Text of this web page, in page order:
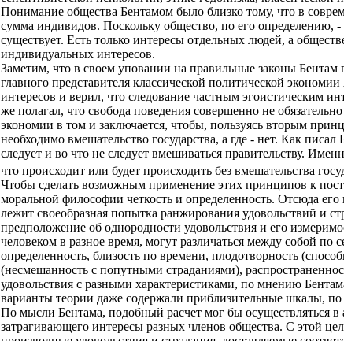
Понимание общества Бентамом было близко тому, что в
сумма индивидов. Поскольку общество, по его определению,
существует. Есть только интересы отдельных людей, а
индивидуальных интересов.
Заметим, что в своем уповании на правильные законы Бентам
главного представителя классической политической
интересов и верил, что следование частным эгоистическим
же полагал, что свобода поведения совершенно не
экономии в том и заключается, чтобы, пользуясь вторым
необходимо вмешательство государства, а где - нет. Как
следует и во что не следует вмешиваться правительству.
что происходит или будет происходить без вмешательства
Чтобы сделать возможным применение этих принципов к
моральной философии четкость и определенность. Отсюда его
лежит своеобразная попытка ранжирования удовольствий и
предположение об однородности удовольствия и его
человеком в разное время, могут различаться между собой по
определенность, близость по времени, плодотворность
(несмешанность с попутными страданиями),
удовольствия с разными характеристиками, по мнению
варианты теории даже содержали приблизительные шкалы,
По мысли Бентама, подобный расчет мог бы осуществляться в
затрагивающего интересы разных членов общества. С этой